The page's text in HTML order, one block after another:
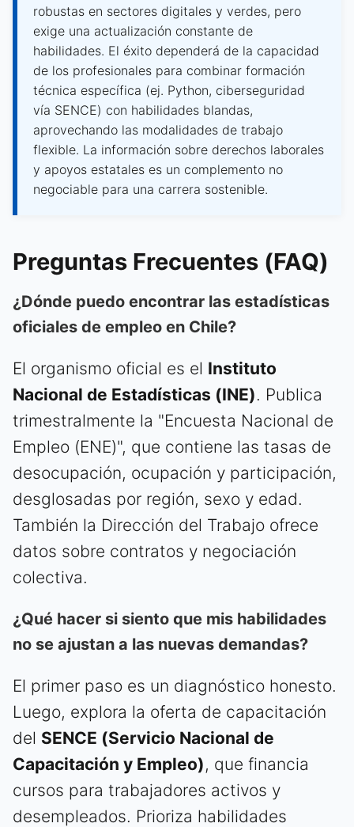
robustas en sectores digitales y verdes, pero
exige una actualización constante de
habilidades. El éxito dependerá de la capacidad
de los profesionales para combinar formación
técnica específica (ej. Python, ciberseguridad
vía SENCE) con habilidades blandas,
aprovechando las modalidades de trabajo
flexible. La información sobre derechos laborales
y apoyos estatales es un complemento no
negociable para una carrera sostenible.
Preguntas Frecuentes (FAQ)
¿Dónde puedo encontrar las estadísticas
oficiales de empleo en Chile?
El organismo oficial es el Instituto
Nacional de Estadísticas (INE). Publica
trimestralmente la "Encuesta Nacional de
Empleo (ENE)", que contiene las tasas de
desocupación, ocupación y participación,
desglosadas por región, sexo y edad.
También la Dirección del Trabajo ofrece
datos sobre contratos y negociación
colectiva.
¿Qué hacer si siento que mis habilidades
no se ajustan a las nuevas demandas?
El primer paso es un diagnóstico honesto.
Luego, explora la oferta de capacitación
del SENCE (Servicio Nacional de
Capacitación y Empleo), que financia
cursos para trabajadores activos y
desempleados. Prioriza habilidades